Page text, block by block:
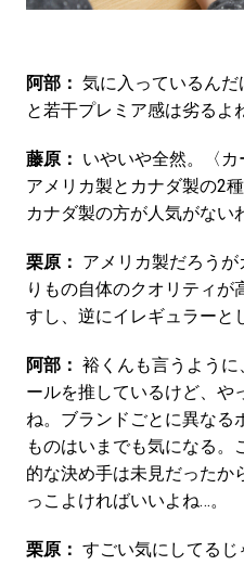
阿部： 気に入っているん
と若干プレミア感は劣るよ
藤原： いやいや全然。〈
アメリカ製とカナダ製の2
カナダ製の方が人気がない
栗原： アメリカ製だろう
りもの自体のクオリティが
すし、逆にイレギュラーと
阿部： 裕くんも言うよう
ールを推しているけど、や
ね。ブランドごとに異なる
ものはいまでも気になる。
的な決め手は未見だったか
っこよければいいよね…。
栗原： すごい気にしてるじ